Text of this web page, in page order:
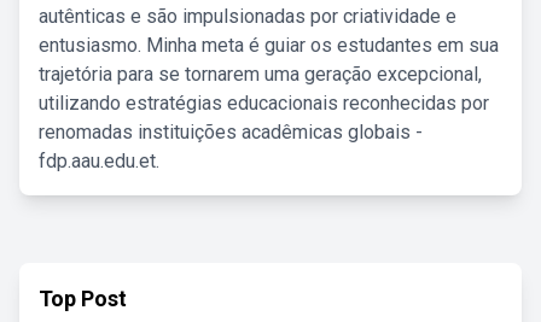
autênticas e são impulsionadas por criatividade e
entusiasmo. Minha meta é guiar os estudantes em sua
trajetória para se tornarem uma geração excepcional,
utilizando estratégias educacionais reconhecidas por
renomadas instituições acadêmicas globais -
fdp.aau.edu.et.
Top Post